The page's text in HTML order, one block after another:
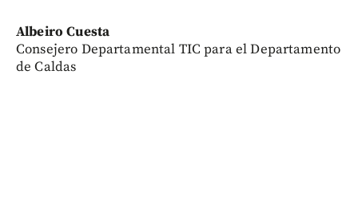
Albeiro Cuesta
Consejero Departamental TIC para el Departamento
de Caldas